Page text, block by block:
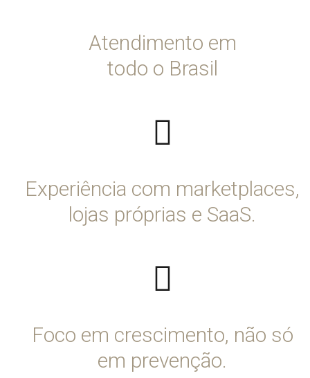
Atendimento em
todo o Brasil
Experiência com marketplaces,
lojas próprias e SaaS.
Foco em crescimento, não só
em prevenção.